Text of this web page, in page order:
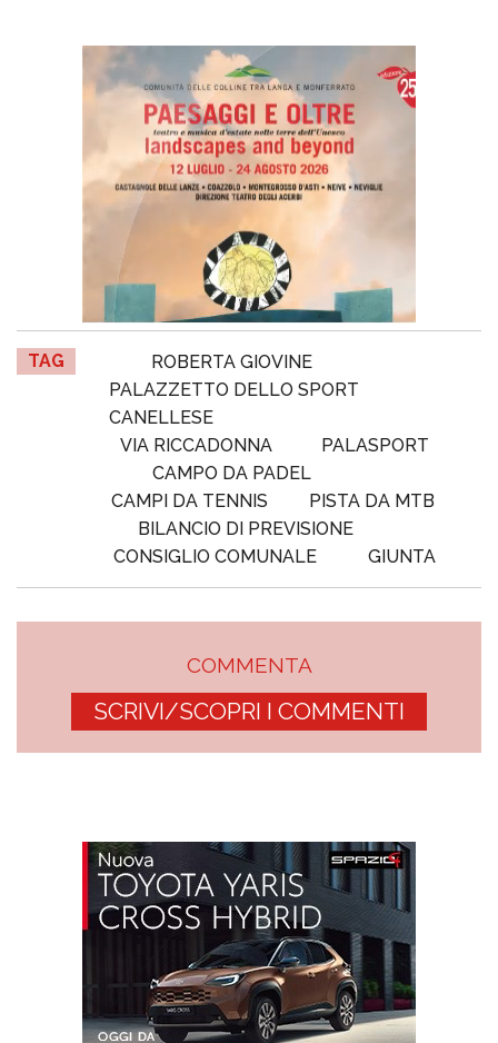
TAG
ROBERTA GIOVINE
PALAZZETTO DELLO SPORT
CANELLESE
VIA RICCADONNA
PALASPORT
CAMPO DA PADEL
CAMPI DA TENNIS
PISTA DA MTB
BILANCIO DI PREVISIONE
CONSIGLIO COMUNALE
GIUNTA
COMMENTA
SCRIVI/SCOPRI I COMMENTI